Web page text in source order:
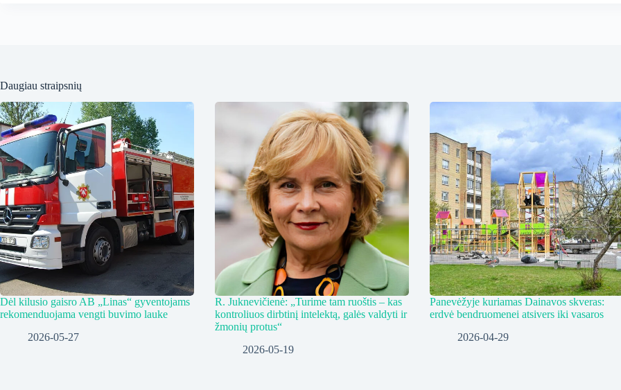
Daugiau straipsnių
Dėl kilusio gaisro AB „Linas“ gyventojams
rekomenduojama vengti buvimo lauke
2026-05-27
R. Juknevičienė: „Turime tam ruoštis – kas
kontroliuos dirbtinį intelektą, galės valdyti ir
žmonių protus“
2026-05-19
Panevėžyje kuriamas Dainavos skveras:
erdvė bendruomenei atsivers iki vasaros
2026-04-29